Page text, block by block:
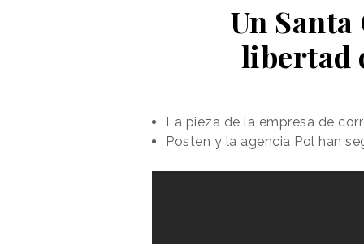
Un
libertad
La pieza de la empresa de
Posten y la agencia Pol han